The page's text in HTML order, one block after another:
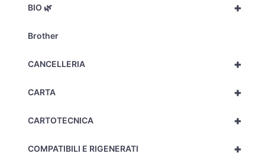
+
BIO 🌿
Brother
+
CANCELLERIA
+
CARTA
+
CARTOTECNICA
+
COMPATIBILI E RIGENERATI